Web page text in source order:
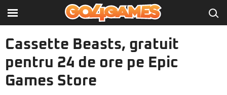
Cassette Beasts, gratuit
pentru 24 de ore pe Epic
Games Store